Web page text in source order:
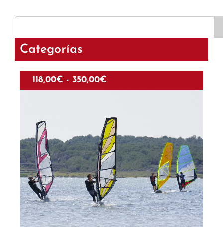
Categorías
118,00€ - 350,00€